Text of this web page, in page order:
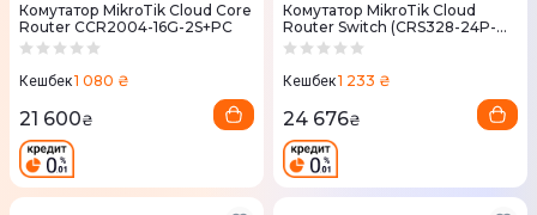
Комутатор MikroTik Cloud Core
Router CCR2004-16G-2S+PC
Кешбек1 080 ₴
21 600₴
Комутатор MikroTik Cloud
Router Switch (CRS328-24P-
4S+RM)
Кешбек1 233 ₴
24 676₴